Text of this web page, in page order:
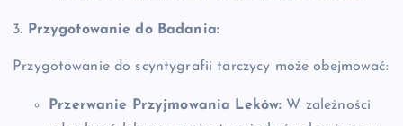
3. Przygotowanie do Badania:
Przygotowanie do scyntygrafii tarczycy może obejmować:
Przerwanie Przyjmowania Leków: W zależności